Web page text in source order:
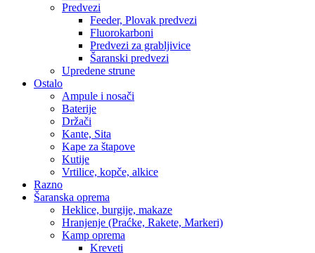
Predvezi
Feeder, Plovak predvezi
Fluorokarboni
Predvezi za grabljivice
Šaranski predvezi
Upredene strune
Ostalo
Ampule i nosači
Baterije
Držači
Kante, Sita
Kape za štapove
Kutije
Vrtilice, kopče, alkice
Razno
Šaranska oprema
Heklice, burgije, makaze
Hranjenje (Praćke, Rakete, Markeri)
Kamp oprema
Kreveti